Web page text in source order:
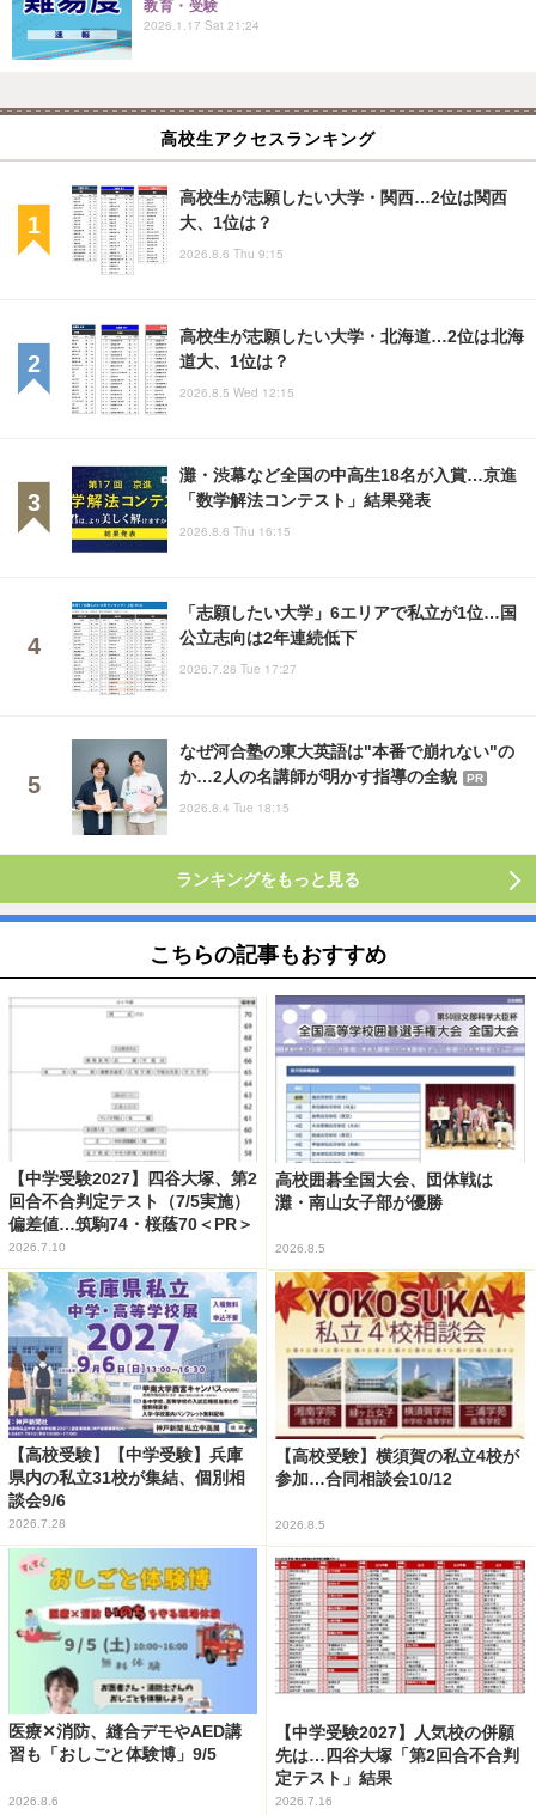
教育・受験
2026.1.17 Sat 21:24
高校生アクセスランキング
高校生が志願したい大学・関西…2位は関西
大、1位は？
2026.8.6 Thu 9:15
高校生が志願したい大学・北海道…2位は北海
道大、1位は？
2026.8.5 Wed 12:15
灘・渋幕など全国の中高生18名が入賞…京進
「数学解法コンテスト」結果発表
2026.8.6 Thu 16:15
「志願したい大学」6エリアで私立が1位…国
公立志向は2年連続低下
2026.7.28 Tue 17:27
なぜ河合塾の東大英語は"本番で崩れない"の
か…2人の名講師が明かす指導の全貌
PR
2026.8.4 Tue 18:15
ランキングをもっと見る
こちらの記事もおすすめ
【中学受験2027】四谷大塚、第2
回合不合判定テスト（7/5実施）
偏差値…筑駒74・桜蔭70＜PR＞
2026.7.10
高校囲碁全国大会、団体戦は
灘・南山女子部が優勝
2026.8.5
【高校受験】【中学受験】兵庫
県内の私立31校が集結、個別相
談会9/6
2026.7.28
【高校受験】横須賀の私立4校が
参加…合同相談会10/12
2026.8.5
医療✕消防、縫合デモやAED講
習も「おしごと体験博」9/5
2026.8.6
【中学受験2027】人気校の併願
先は…四谷大塚「第2回合不合判
定テスト」結果
2026.7.16